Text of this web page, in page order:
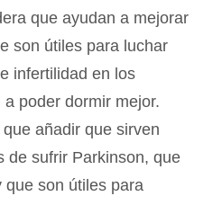
que ayudan a mejorar
son útiles para luchar
infertilidad en los
poder dormir mejor.
añadir que sirven
de sufrir Parkinson, que
que son útiles para